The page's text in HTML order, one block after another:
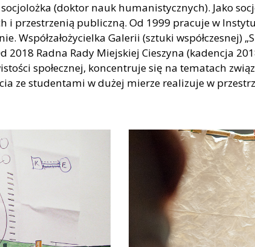
(doktor nauk humanistycznych). Jako
przestrzenią publiczną. Od 1999 pracuje w
Współzałożycielka Galerii (sztuki współczesnej)
Radna Rady Miejskiej Cieszyna (kadencja
społecznej, koncentruje się na tematach
ze studentami w dużej mierze realizuje w